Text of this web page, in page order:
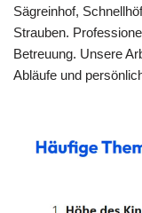
Sägreinhof,
Strauben.
Betreuung. Unsere
Abläufe und